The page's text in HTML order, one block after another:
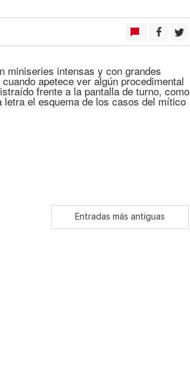
miniseries intensas y con grandes
apetece ver algún procedimental
frente a la pantalla de turno, como
letra el esquema de los casos del mítico
Entradas más antiguas